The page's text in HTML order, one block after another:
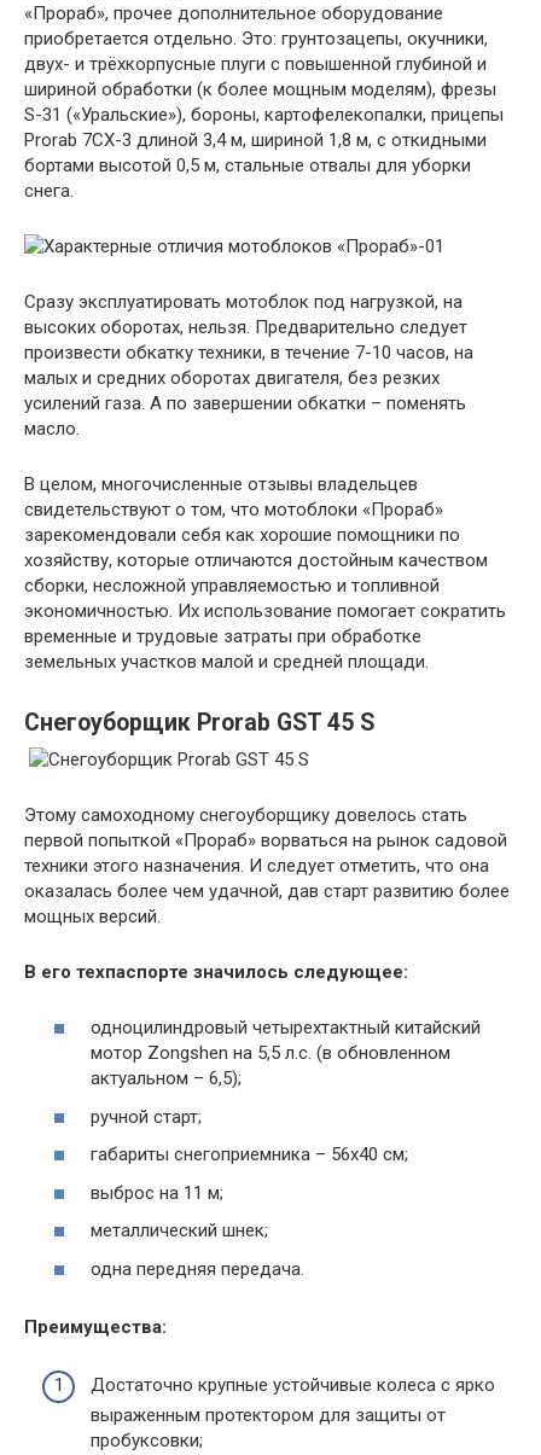
«Прораб», прочее дополнительное оборудование
приобретается отдельно. Это: грунтозацепы, окучники,
двух- и трёхкорпусные плуги с повышенной глубиной и
шириной обработки (к более мощным моделям), фрезы
S-31 («Уральские»), бороны, картофелекопалки, прицепы
Prorab 7CX-3 длиной 3,4 м, шириной 1,8 м, с откидными
бортами высотой 0,5 м, стальные отвалы для уборки
снега.
Сразу эксплуатировать мотоблок под нагрузкой, на
высоких оборотах, нельзя. Предварительно следует
произвести обкатку техники, в течение 7-10 часов, на
малых и средних оборотах двигателя, без резких
усилений газа. А по завершении обкатки – поменять
масло.
В целом, многочисленные отзывы владельцев
свидетельствуют о том, что мотоблоки «Прораб»
зарекомендовали себя как хорошие помощники по
хозяйству, которые отличаются достойным качеством
сборки, несложной управляемостью и топливной
экономичностью. Их использование помогает сократить
временные и трудовые затраты при обработке
земельных участков малой и средней площади.
Снегоуборщик Prorab GST 45 S
Этому самоходному снегоуборщику довелось стать
первой попыткой «Прораб» ворваться на рынок садовой
техники этого назначения. И следует отметить, что она
оказалась более чем удачной, дав старт развитию более
мощных версий.
В его техпаспорте значилось следующее:
одноцилиндровый четырехтактный китайский
мотор Zongshen на 5,5 л.с. (в обновленном
актуальном – 6,5);
ручной старт;
габариты снегоприемника – 56х40 см;
выброс на 11 м;
металлический шнек;
одна передняя передача.
Преимущества:
Достаточно крупные устойчивые колеса с ярко
выраженным протектором для защиты от
пробуксовки;